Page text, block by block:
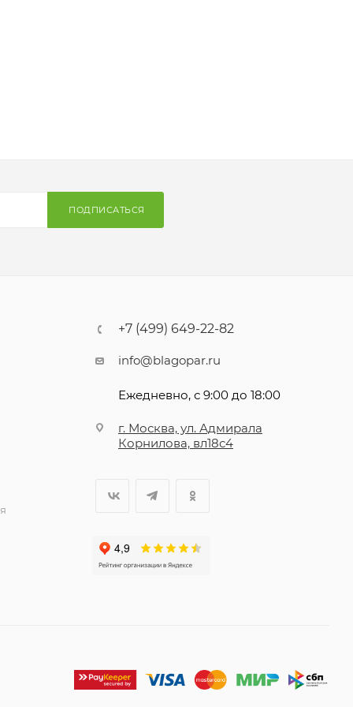
ПОДПИСАТЬСЯ
+7 (499) 649-22-82
info@blagopar.ru
Ежедневно, с 9:00 до 18:00
г. Москва, ул. Адмирала
Корнилова, вл18с4